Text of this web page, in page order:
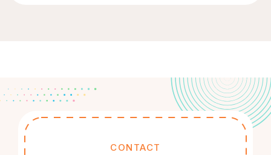
CONTACT